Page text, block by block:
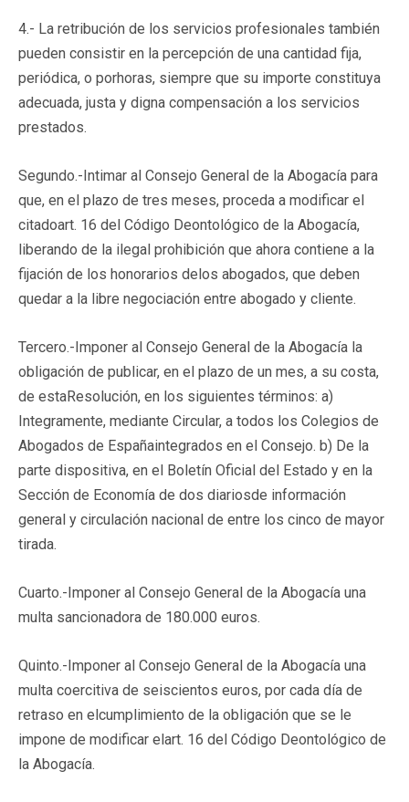
4.- La retribución de los servicios profesionales también
pueden consistir en la percepción de una cantidad fija,
periódica, o porhoras, siempre que su importe constituya
adecuada, justa y digna compensación a los servicios
prestados.
Segundo.-Intimar al Consejo General de la Abogacía para
que, en el plazo de tres meses, proceda a modificar el
citadoart. 16 del Código Deontológico de la Abogacía,
liberando de la ilegal prohibición que ahora contiene a la
fijación de los honorarios delos abogados, que deben
quedar a la libre negociación entre abogado y cliente.
Tercero.-Imponer al Consejo General de la Abogacía la
obligación de publicar, en el plazo de un mes, a su costa,
de estaResolución, en los siguientes términos: a)
Integramente, mediante Circular, a todos los Colegios de
Abogados de Españaintegrados en el Consejo. b) De la
parte dispositiva, en el Boletín Oficial del Estado y en la
Sección de Economía de dos diariosde información
general y circulación nacional de entre los cinco de mayor
tirada.
Cuarto.-Imponer al Consejo General de la Abogacía una
multa sancionadora de 180.000 euros.
Quinto.-Imponer al Consejo General de la Abogacía una
multa coercitiva de seiscientos euros, por cada día de
retraso en elcumplimiento de la obligación que se le
impone de modificar elart. 16 del Código Deontológico de
la Abogacía.